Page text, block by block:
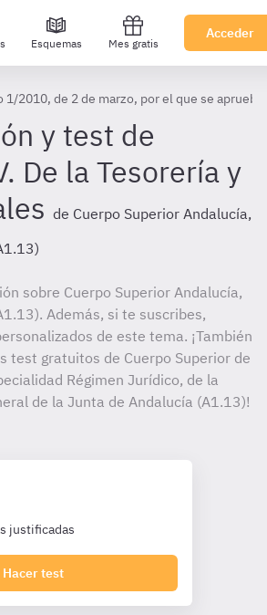
Esquemas Mes gratis
Acceder
1/2010, de 2 de marzo, por el que se
y test de
De la Tesorería y
de Cuerpo Superior Andalucía,
sobre Cuerpo Superior Andalucía,
Además, si te suscribes,
de este tema. ¡También
test gratuitos de Cuerpo Superior de
Régimen Jurídico, de la
de la Junta de Andalucía (A1.13)!
justificadas
Hacer test